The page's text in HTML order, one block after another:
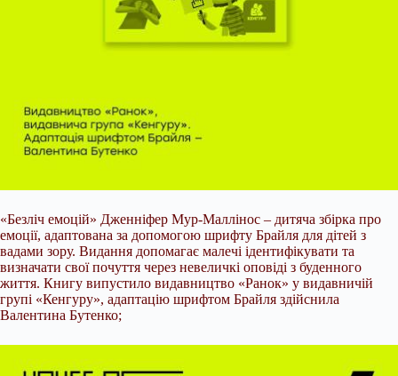
«Безліч емоцій» Дженніфер Мур-Маллінос – дитяча збірка про
емоції, адаптована за допомогою шрифту Брайля для дітей з
вадами зору. Видання допомагає малечі ідентифікувати та
визначати свої почуття через невеличкі оповіді з буденного
життя. Книгу випустило видавництво «Ранок» у видавничій
групі «Кенгуру», адаптацію шрифтом Брайля здійснила
Валентина Бутенко;